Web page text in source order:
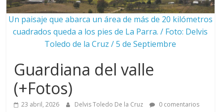
Un paisaje que abarca un área de más de 20 kilómetros
cuadrados queda a los pies de La Parra. / Foto: Delvis
Toledo de la Cruz / 5 de Septiembre
Guardiana del valle
(+Fotos)
23 abril, 2026 Delvis Toledo De la Cruz 0 comentarios